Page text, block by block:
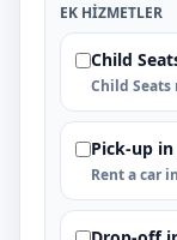
EK HIZMETLER
Child
Child
Pick-up
Rent a car